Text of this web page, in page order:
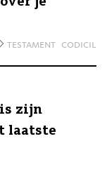
testament codicil
zijn
laatste